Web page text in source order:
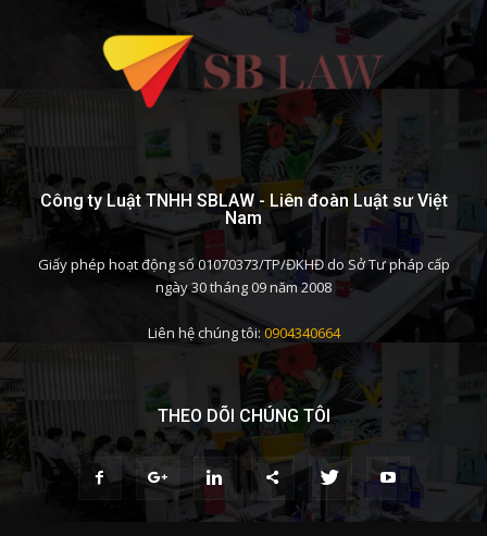
Công ty Luật TNHH SBLAW - Liên đoàn Luật sư Việt
Nam
Giấy phép hoạt động số 01070373/TP/ĐKHĐ do Sở Tư pháp cấp
ngày 30 tháng 09 năm 2008
Liên hệ chúng tôi: 0904340664
THEO DÕI CHÚNG TÔI